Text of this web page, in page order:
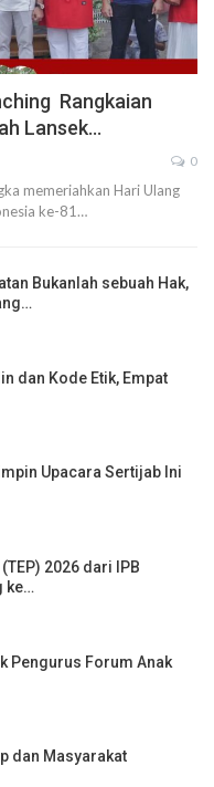
Rangkaian
Lansek…
0
memeriahkan Hari Ulang
ke-81…
Bukanlah sebuah Hak,
dan Kode Etik, Empat
Upacara Sertijab Ini
2026 dari IPB
ke…
Pengurus Forum Anak
dan Masyarakat